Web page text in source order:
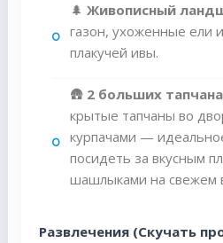
🌲 Живописный
газон, ухоженные ели
плакучей ивы.
🛖 2 больших
крытые тапчаны во
курпачами —
посидеть за вкусным
шашлыками на свежем
Развлечения (Скучать